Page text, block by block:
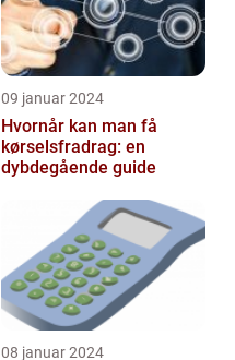
09 januar 2024
Hvornår kan man få
kørselsfradrag: en
dybdegående guide
08 januar 2024